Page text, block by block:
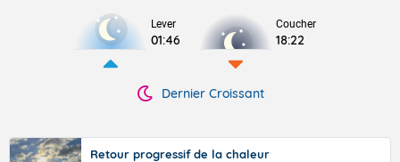
Lever
01:46
Coucher
18:22
Dernier Croissant
Retour progressif de la chaleur